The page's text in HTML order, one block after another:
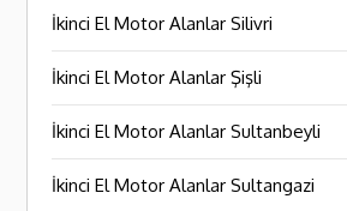
İkinci El Motor Alanlar Silivri
İkinci El Motor Alanlar Şişli
İkinci El Motor Alanlar Sultanbeyli
İkinci El Motor Alanlar Sultangazi